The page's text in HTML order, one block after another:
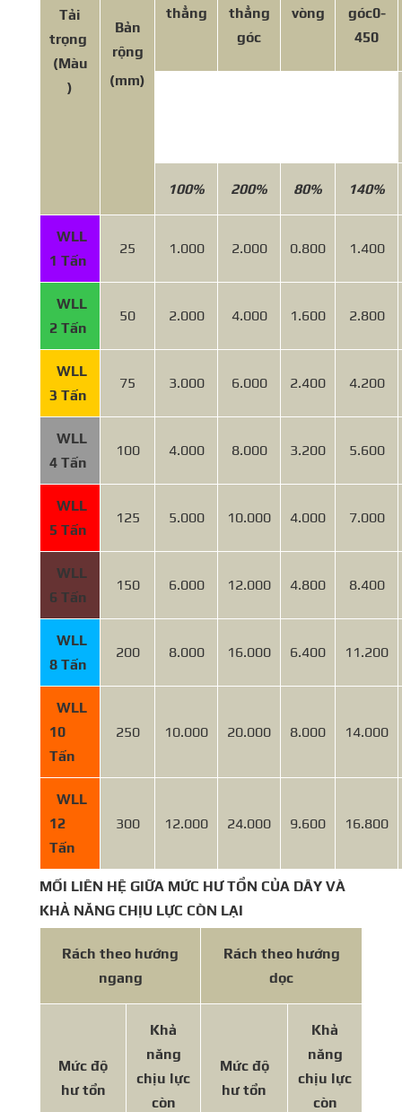
Tải
trọng
(Màu
)
Bản
rộng
(mm)
thẳng
thẳng
góc
vòng
góc0-
450
100% 200% 80% 140%
WLL
1 Tấn
25 1.000 2.000 0.800 1.400
WLL
2 Tấn
50 2.000 4.000 1.600 2.800
WLL
3 Tấn
75 3.000 6.000 2.400 4.200
WLL
4 Tấn
100 4.000 8.000 3.200 5.600
WLL
5 Tấn
125 5.000 10.000 4.000 7.000
WLL
6 Tấn
150 6.000 12.000 4.800 8.400
WLL
8 Tấn
200 8.000 16.000 6.400 11.200
WLL
10
Tấn
250 10.000 20.000 8.000 14.000
WLL
12
Tấn
300 12.000 24.000 9.600 16.800
MỐI LIÊN HỆ GIỮA MỨC HƯ TỔN CỦA DÂY VÀ
KHẢ NĂNG CHỊU LỰC CÒN LẠI
Rách theo hướng
ngang
Rách theo hướng
dọc
Mức độ
hư tổn
Khả
năng
chịu lực
còn
Mức độ
hư tổn
Khả
năng
chịu lực
còn